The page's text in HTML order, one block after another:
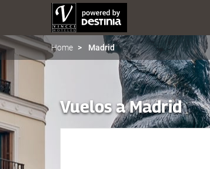
Home Madrid
Vuelos a Madrid